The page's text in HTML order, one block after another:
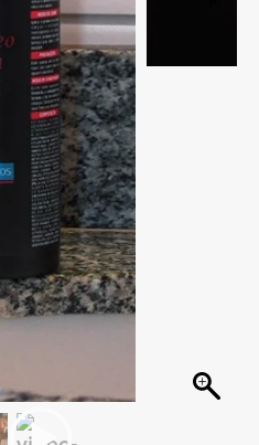
Kg
de um completo
que recupera a fibra
e tem efeito
e saudáveis
Ideal para o